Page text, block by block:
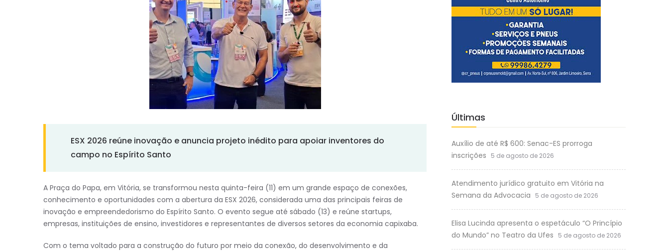
ESX 2026 reúne inovação e anuncia projeto inédito para apoiar inventores do
campo no Espírito Santo
A Praça do Papa, em Vitória, se transformou nesta quinta-feira (11) em um grande espaço de conexões,
conhecimento e oportunidades com a abertura da ESX 2026, considerada uma das principais feiras de
inovação e empreendedorismo do Espírito Santo. O evento segue até sábado (13) e reúne startups,
empresas, instituições de ensino, investidores e representantes de diversos setores da economia capixaba.
Com o tema voltado para a construção do futuro por meio da conexão, do desenvolvimento e da
Últimas
Auxílio de até R$ 600: Senac-ES prorroga
inscrições
5 de agosto de 2026
Atendimento jurídico gratuito em Vitória na
Semana da Advocacia
5 de agosto de 2026
Elisa Lucinda apresenta o espetáculo “O Princípio
do Mundo” no Teatro da Ufes
5 de agosto de 2026